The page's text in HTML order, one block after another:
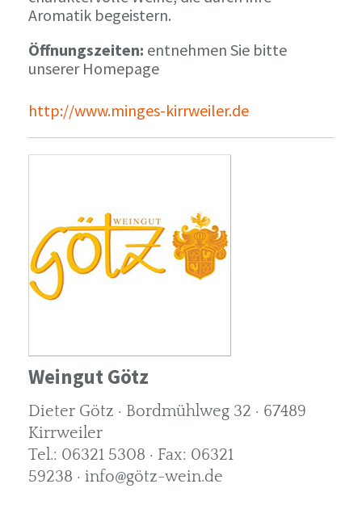
Aromatik begeistern.
Öffnungszeiten: entnehmen Sie bitte
unserer Homepage
http://www.minges-kirrweiler.de
Weingut Götz
Dieter Götz · Bordmühlweg 32 · 67489
Kirrweiler
Tel.: 06321 5308 · Fax: 06321
59238 · info@götz-wein.de